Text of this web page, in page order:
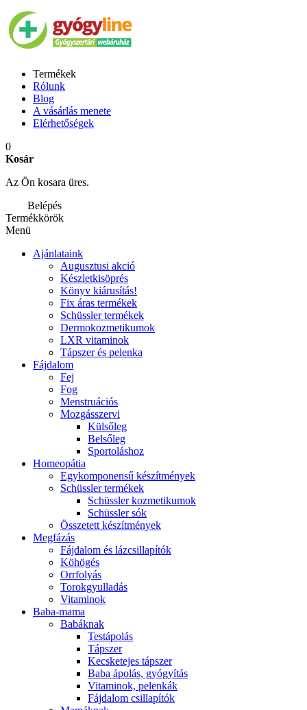
Termékek
Rólunk
Blog
A vásárlás menete
Elérhetőségek
0
Kosár
Az Ön kosara üres.
Belépés
Termékkörök
Menü
Ajánlataink
Augusztusi akció
Készletkisöprés
Könyv kiárusítás!
Fix áras termékek
Schüssler termékek
Dermokozmetikumok
LXR vitaminok
Tápszer és pelenka
Fájdalom
Fej
Fog
Menstruációs
Mozgásszervi
Külsőleg
Belsőleg
Sportoláshoz
Homeopátia
Egykomponensű készítmények
Schüssler termékek
Schüssler kozmetikumok
Schüssler sók
Összetett készítmények
Megfázás
Fájdalom és lázcsillapítók
Köhögés
Orrfolyás
Torokgyulladás
Vitaminok
Baba-mama
Babáknak
Testápolás
Tápszer
Kecsketejes tápszer
Baba ápolás, gyógyítás
Vitaminok, pelenkák
Fájdalom csillapítók